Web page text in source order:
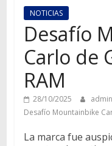
NOTICIAS
Desafío
Carlo de
RAM
28/10/2025
Desafío Mountainbike
La marca fue